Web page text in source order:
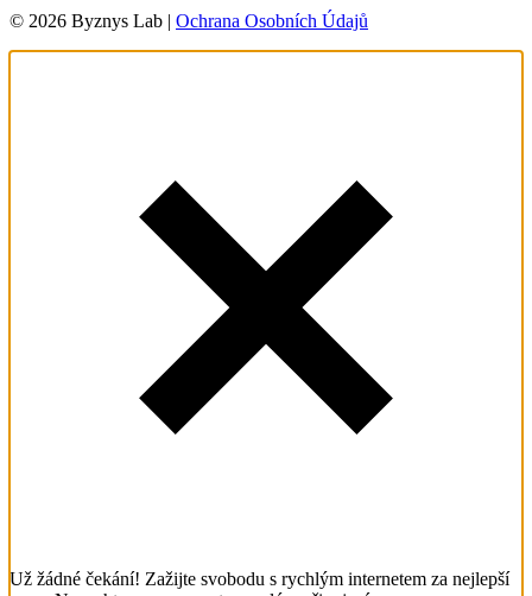
© 2026 Byznys Lab | Ochrana Osobních Údajů
Už žádné čekání! Zažijte svobodu s rychlým internetem za nejlepší